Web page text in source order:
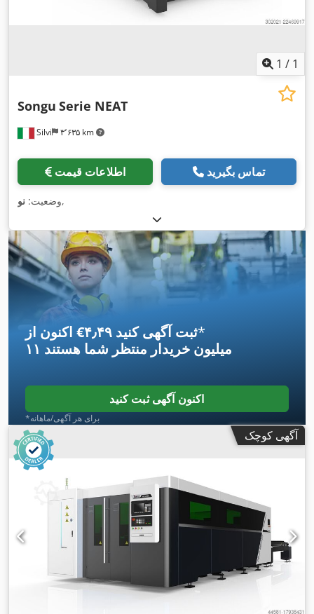
1 / 1
Silvi ۳٬۶۳۵ km
Songu Serie NEAT
اطلاعات قیمت تماس بگیرید
وضعیت: نو ,
اکنون از ‎€۴٫۴۹ ثبت آگهی کنید*
۱۱ میلیون خریدار منتظر شما هستند
اکنون آگهی ثبت کنید
*برای هر آگهی/ماهانه
آگهی کوچک